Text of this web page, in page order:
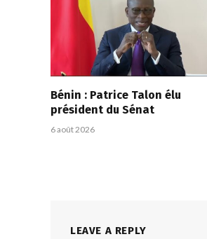
Bénin : Patrice Talon élu
président du Sénat
6 août 2026
LEAVE A REPLY